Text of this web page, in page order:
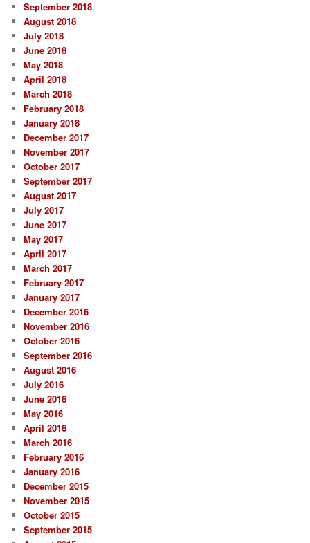
September 2018
August 2018
July 2018
June 2018
May 2018
April 2018
March 2018
February 2018
January 2018
December 2017
November 2017
October 2017
September 2017
August 2017
July 2017
June 2017
May 2017
April 2017
March 2017
February 2017
January 2017
December 2016
November 2016
October 2016
September 2016
August 2016
July 2016
June 2016
May 2016
April 2016
March 2016
February 2016
January 2016
December 2015
November 2015
October 2015
September 2015